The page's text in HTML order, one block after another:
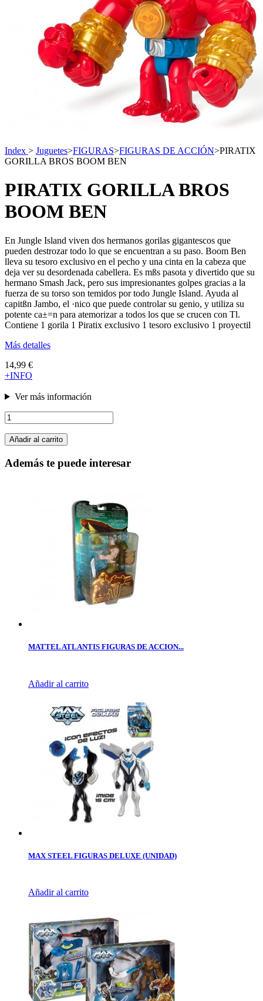
Index > Juguetes>FIGURAS>FIGURAS DE ACCIÓN>PIRATIX
GORILLA BROS BOOM BEN
PIRATIX GORILLA BROS
BOOM BEN
En Jungle Island viven dos hermanos gorilas gigantescos que
pueden destrozar todo lo que se encuentran a su paso. Boom Ben
lleva su tesoro exclusivo en el pecho y una cinta en la cabeza que
deja ver su desordenada cabellera. Es mßs pasota y divertido que su
hermano Smash Jack, pero sus impresionantes golpes gracias a la
fuerza de su torso son temidos por todo Jungle Island. Ayuda al
capitßn Jambo, el ·nico que puede controlar su genio, y utiliza su
potente ca±=n para atemorizar a todos los que se crucen con Tl.
Contiene 1 gorila 1 Piratix exclusivo 1 tesoro exclusivo 1 proyectil
Más detalles
14,99 €
+INFO
Ver más información
Añadir al carrito
Además te puede interesar
MATTEL ATLANTIS FIGURAS DE ACCION...
Añadir al carrito
MAX STEEL FIGURAS DELUXE (UNIDAD)
Añadir al carrito